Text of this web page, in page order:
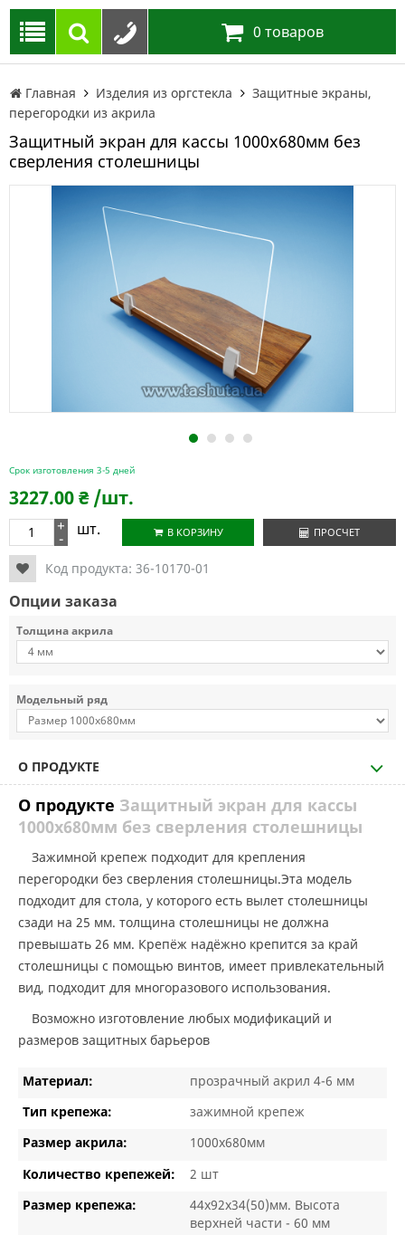
0 товаров
Главная Изделия из оргстекла
Защитные экраны,
перегородки из акрила
Защитный экран для кассы 1000х680мм без
сверления столешницы
1 2 3 4
Срок изготовления 3-5 дней
3227.00₴ /шт.
+
- шт. В КОРЗИНУ ПРОСЧЕТ
Код продукта: 36-10170-01
Опции заказа
Толщина акрила
Модельный ряд
О ПРОДУКТЕ
О продукте Защитный экран для кассы
1000х680мм без сверления столешницы
Зажимной крепеж подходит для крепления
перегородки без сверления столешницы.Эта модель
подходит для стола, у которого есть вылет столешницы
сзади на 25 мм. толщина столешницы не должна
превышать 26 мм. Крепёж надёжно крепится за край
столешницы с помощью винтов, имеет привлекательный
вид, подходит для многоразового использования.
Возможно изготовление любых модификаций и
размеров защитных барьеров
Материал:
прозрачный акрил 4-6 мм
Тип крепежа:
зажимной крепеж
Размер акрила:
1000х680мм
Количество крепежей:
2 шт
Размер крепежа:
44х92х34(50)мм. Высота
верхней части - 60 мм